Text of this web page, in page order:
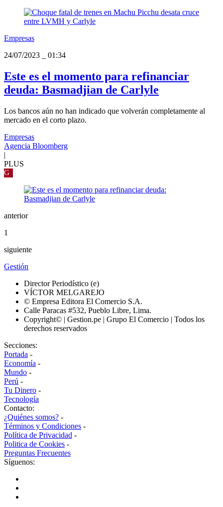
Empresas
24/07/2023
01:34
Este es el momento para refinanciar
deuda: Basmadjian de Carlyle
Los bancos aún no han indicado que volverán completamente al
mercado en el corto plazo.
Empresas
Agencia Bloomberg
|
PLUS
G
anterior
1
siguiente
Gestión
Director Periodístico (e)
VÍCTOR MELGAREJO
© Empresa Editora El Comercio S.A.
Calle Paracas #532, Pueblo Libre, Lima.
Copyright© | Gestion.pe | Grupo El Comercio | Todos los
derechos reservados
Secciones:
Portada -
Economía -
Mundo -
Perú -
Tu Dinero -
Tecnología
Contacto:
¿Quiénes somos? -
Términos y Condiciones -
Política de Privacidad -
Politica de Cookies -
Preguntas Frecuentes
Síguenos: